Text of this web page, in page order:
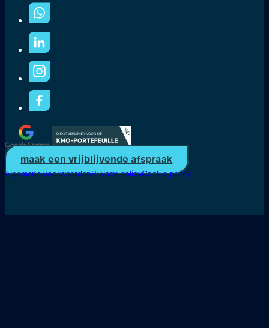
maak een vrijblijvende afspraak
Algemene voorwaardenPrivacy policyCookie policy